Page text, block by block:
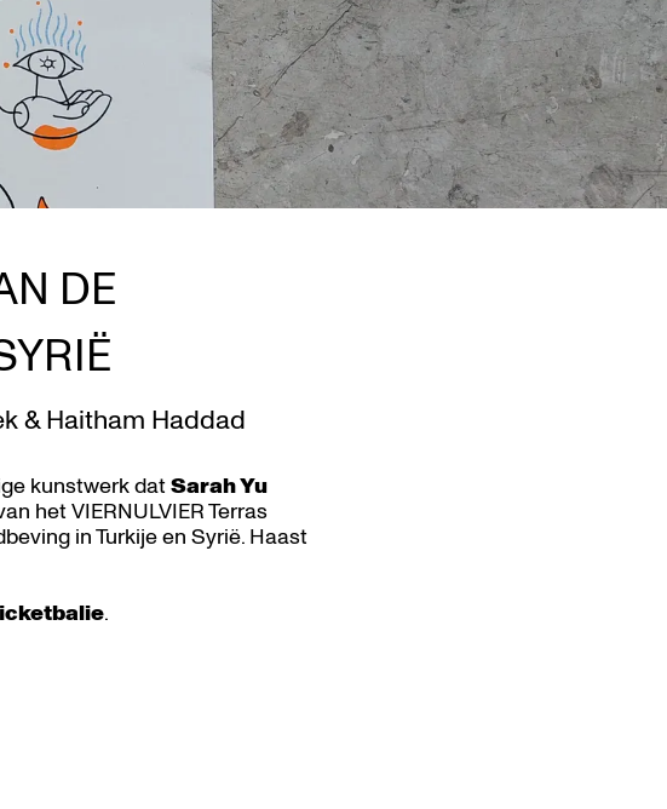
DE
& Haitham Haddad
kunstwerk datSarah Yu
het VIERNULVIER Terras
in Turkije en Syrië. Haast
.